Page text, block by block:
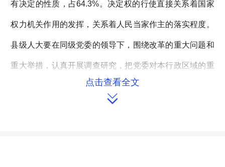
有决定的性质，占64.3%。决定权的行使直接关系着国家
权力机关作用的发挥，关系着人民当家作主的落实程度。
县级人大要在同级党委的领导下，围绕改革的重大问题和
重大举措，认真开展调查研究，把党委对本行政区域的重
大决策，通过法定程序变成国家意志，变成人民群众的共
同意愿，保证党的主张得以贯彻执行。通过建立和完善规
点击查看全文
